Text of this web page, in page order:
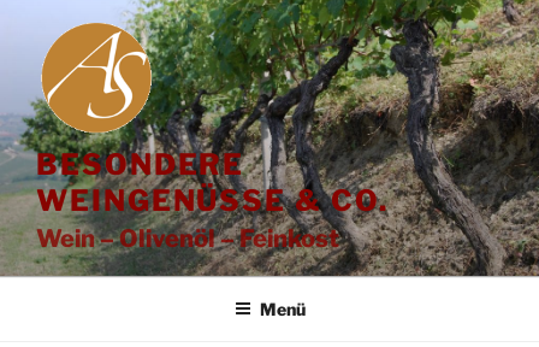
springen
BESONDERE
WEINGENÜSSE & CO.
Wein – Olivenöl – Feinkost
Menü